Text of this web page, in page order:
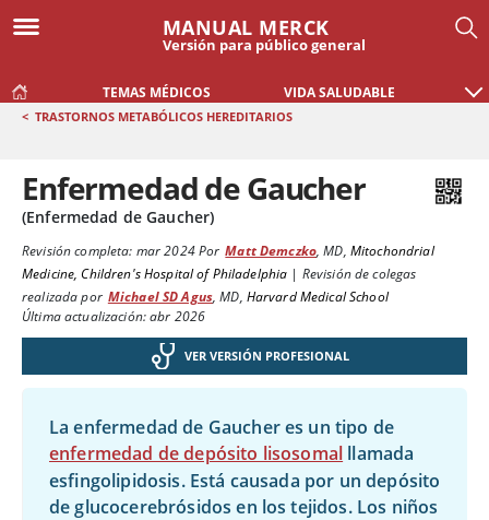
MANUAL MERCK
Versión para público general
TEMAS MÉDICOS VIDA SALUDABLE
< TRASTORNOS METABÓLICOS HEREDITARIOS
Enfermedad de Gaucher
(Enfermedad de Gaucher)
Revisión completa: mar 2024Por Matt Demczko,MD, Mitochondrial
Medicine, Children's Hospital of Philadelphia | Revisión de colegas
realizada por Michael SD Agus,MD, Harvard Medical School
Última actualización: abr 2026
VER VERSIÓN PROFESIONAL
La enfermedad de Gaucher es un tipo de
enfermedad de depósito lisosomal llamada
esfingolipidosis. Está causada por un depósito
de glucocerebrósidos en los tejidos. Los niños